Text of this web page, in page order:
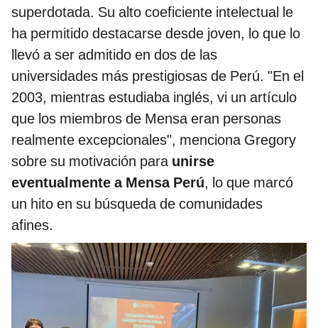
superdotada. Su alto coeficiente intelectual le
ha permitido destacarse desde joven, lo que lo
llevó a ser admitido en dos de las
universidades más prestigiosas de Perú. "En el
2003, mientras estudiaba inglés, vi un artículo
que los miembros de Mensa eran personas
realmente excepcionales", menciona Gregory
sobre su motivación paraunirse
eventualmente a Mensa Perú, lo que marcó
un hito en su búsqueda de comunidades
afines.